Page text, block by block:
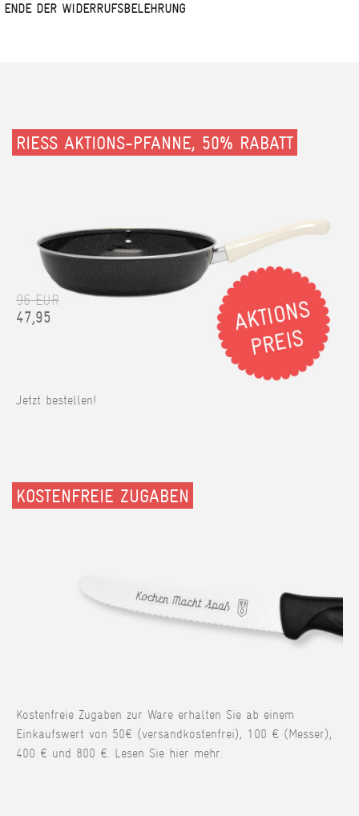
ENDE DER WIDERRUFSBELEHRUNG
RIESS AKTIONS-PFANNE, 50% RABATT
96 EUR
47,95
Jetzt bestellen!
KOSTENFREIE ZUGABEN
Kostenfreie Zugaben zur Ware erhalten Sie ab einem
Einkaufswert von 50€ (versandkostenfrei), 100 € (Messer),
400 € und 800 €. Lesen Sie hier mehr.